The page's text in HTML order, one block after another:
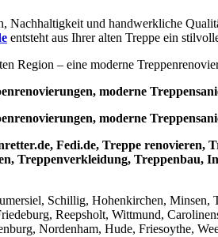
Nachhaltigkeit und handwerkliche
entsteht aus Ihrer alten Treppe ein
Region – eine moderne
moderne
moderne
Fedi.de, Treppe renovieren,
Treppenverkleidung, Treppenbau,
Schillig, Hohenkirchen,
Reepsholt, Wittmund,
Nordenham, Hude, Friesoythe,